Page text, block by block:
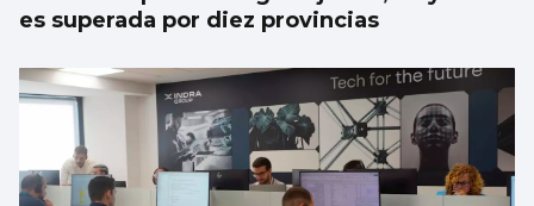
es superada por diez provincias